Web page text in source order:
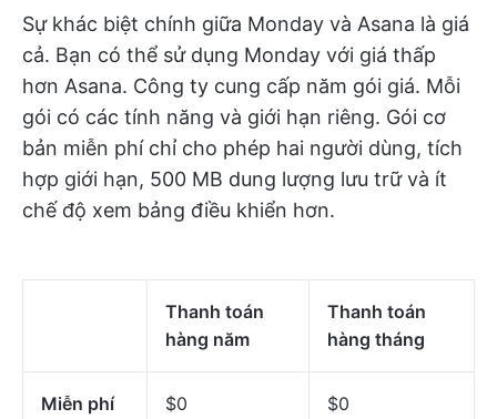
Sự khác biệt chính giữa Monday và Asana là giá
cả. Bạn có thể sử dụng Monday với giá thấp
hơn Asana. Công ty cung cấp năm gói giá. Mỗi
gói có các tính năng và giới hạn riêng. Gói cơ
bản miễn phí chỉ cho phép hai người dùng, tích
hợp giới hạn, 500 MB dung lượng lưu trữ và ít
chế độ xem bảng điều khiển hơn.
Thanh toán
hàng năm
Thanh toán
hàng tháng
Miễn phí $0 $0